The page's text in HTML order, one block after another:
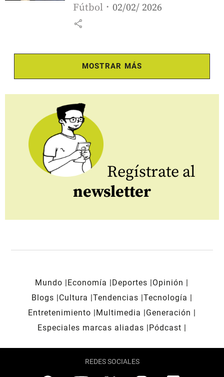
Fútbol 02/02/ 2026
share
MOSTRAR MÁS
Regístrate al
newsletter
Mundo Economía Deportes
Opinión
Blogs
Cultura Tendencias Tecnología
Entretenimiento
Multimedia
Generación
Especiales marcas aliadas
Pódcast
REDES SOCIALES